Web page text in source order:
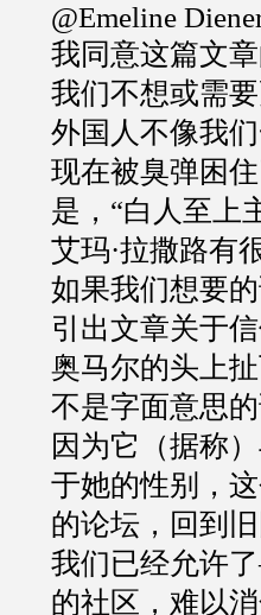
@Emeline
我同意这篇文
我们不想或需
外国人不像我
现在被臭弹困
是， “白人至上
艾玛·拉撒路有
如果我们想要
引出文章关于
奥马尔的头上
不是字面意思的
因为它（据称
于她的性别，
的论坛，回到旧
我们已经允许了
的社区，难以